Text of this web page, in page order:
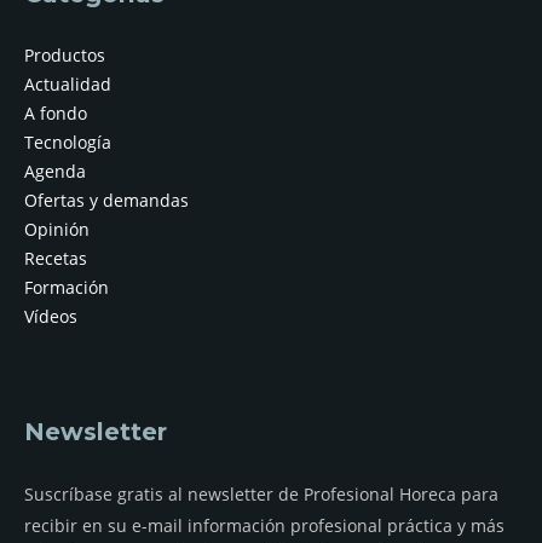
Productos
Actualidad
A fondo
Tecnología
Agenda
Ofertas y demandas
Opinión
Recetas
Formación
Vídeos
Newsletter
Suscríbase gratis al newsletter de Profesional Horeca para
recibir en su e-mail información profesional práctica y más